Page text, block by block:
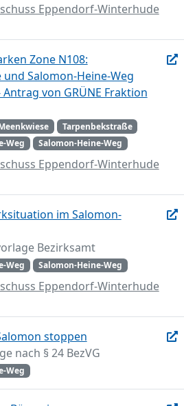
Eppendorf-Winterhude
Zone N108:
Salomon-Heine-Weg
von GRÜNE Fraktion
Tarpenbekstraße
Weg
Salomon-Heine-Weg
Eppendorf-Winterhude
im Salomon-
Bezirksamt
Weg Salomon-Heine-Weg
Eppendorf-Winterhude
stoppen
nach § 24 BezVG
Weg